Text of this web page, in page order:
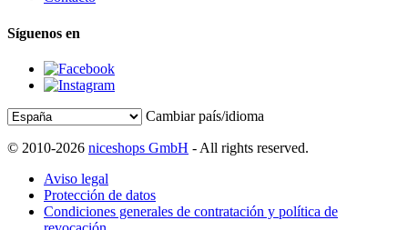
Síguenos en
Cambiar país/idioma
© 2010-2026 niceshops GmbH - All rights reserved.
Aviso legal
Protección de datos
Condiciones generales de contratación y política de